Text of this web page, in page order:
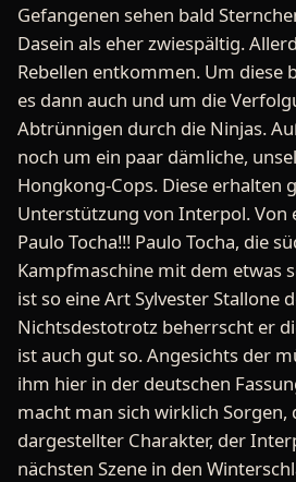
Gefangenen sehen bald
Dasein als eher zwiespältig.
Rebellen entkommen. Um diese
es dann auch und um die
Abtrünnigen durch die Ninjas.
noch um ein paar dämliche,
Hongkong-Cops. Diese erhalten
Unterstützung von Interpol. Von
Paulo Tocha!!! Paulo Tocha, die
Kampfmaschine mit dem etwas
ist so eine Art Sylvester Stallone
Nichtsdestotrotz beherrscht er
ist auch gut so. Angesichts der
ihm hier in der deutschen
macht man sich wirklich Sorgen,
dargestellter Charakter, der
nächsten Szene in den